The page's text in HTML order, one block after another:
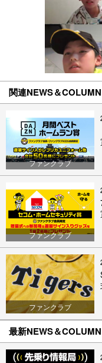
関連NEWS＆COLUMN
ファンクラブ
ファンクラブ
ファンクラブ
最新NEWS＆COLUMN